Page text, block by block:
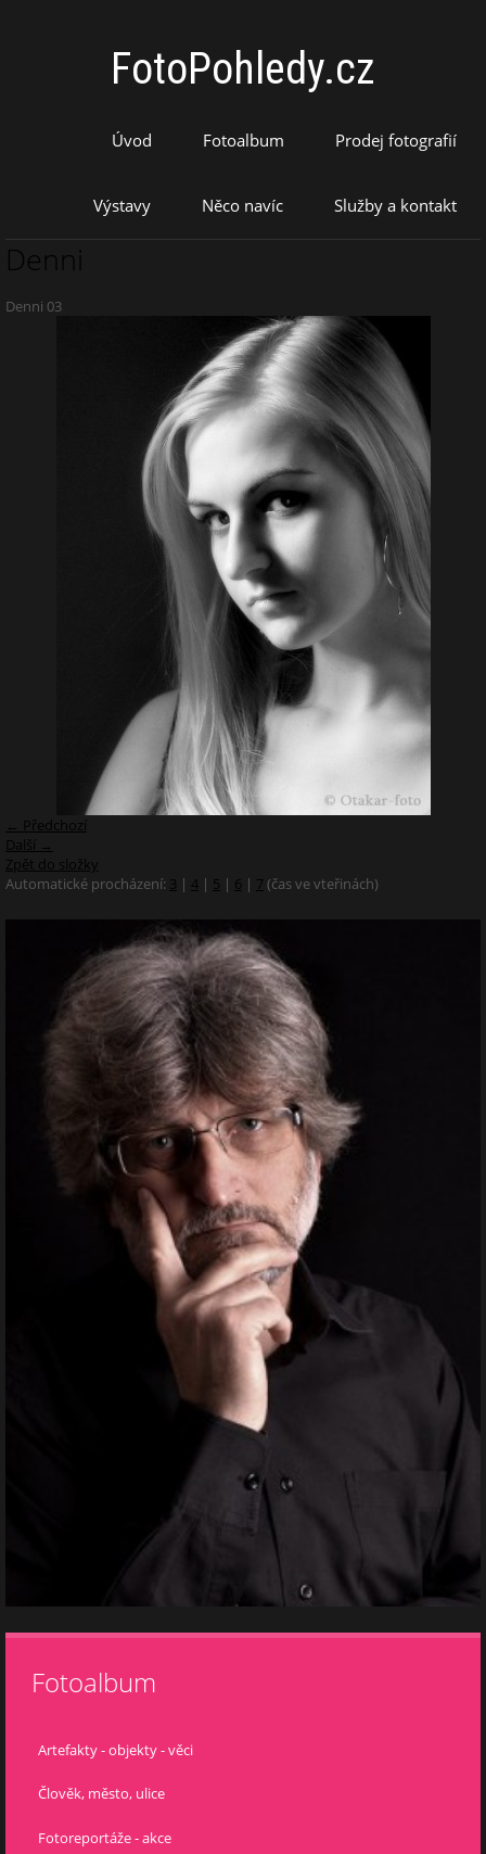
FotoPohledy.cz
Úvod Fotoalbum Prodej fotografií
Výstavy Něco navíc Služby a kontakt
Denni
Denni 03
← Předchozí
Další →
Zpět do složky
Automatické procházení: 3 | 4 | 5 | 6 | 7 (čas ve vteřinách)
Fotoalbum
Artefakty - objekty - věci
Člověk, město, ulice
Fotoreportáže - akce